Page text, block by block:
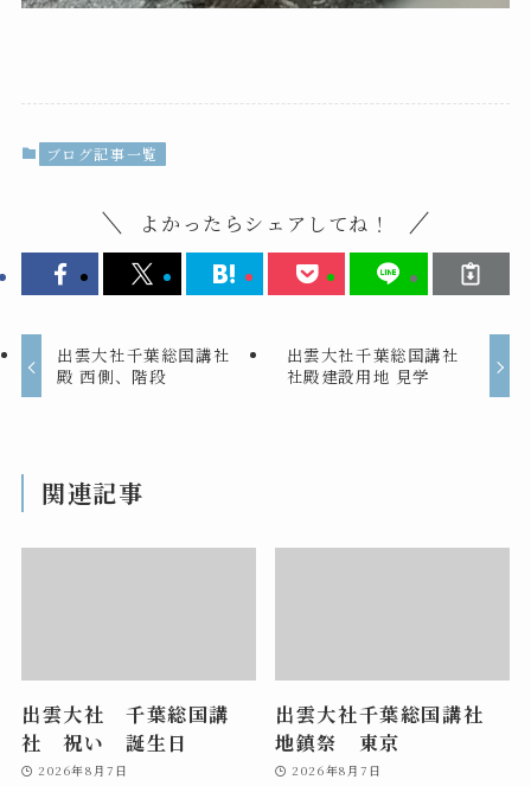
ブログ記事一覧
よかったらシェアしてね！
出雲大社千葉総国講社
殿 西側、階段
出雲大社千葉総国講社
社殿建設用地 見学
関連記事
出雲大社 千葉総国講
社 祝い 誕生日
2026年8月7日
出雲大社千葉総国講社
地鎮祭 東京
2026年8月7日